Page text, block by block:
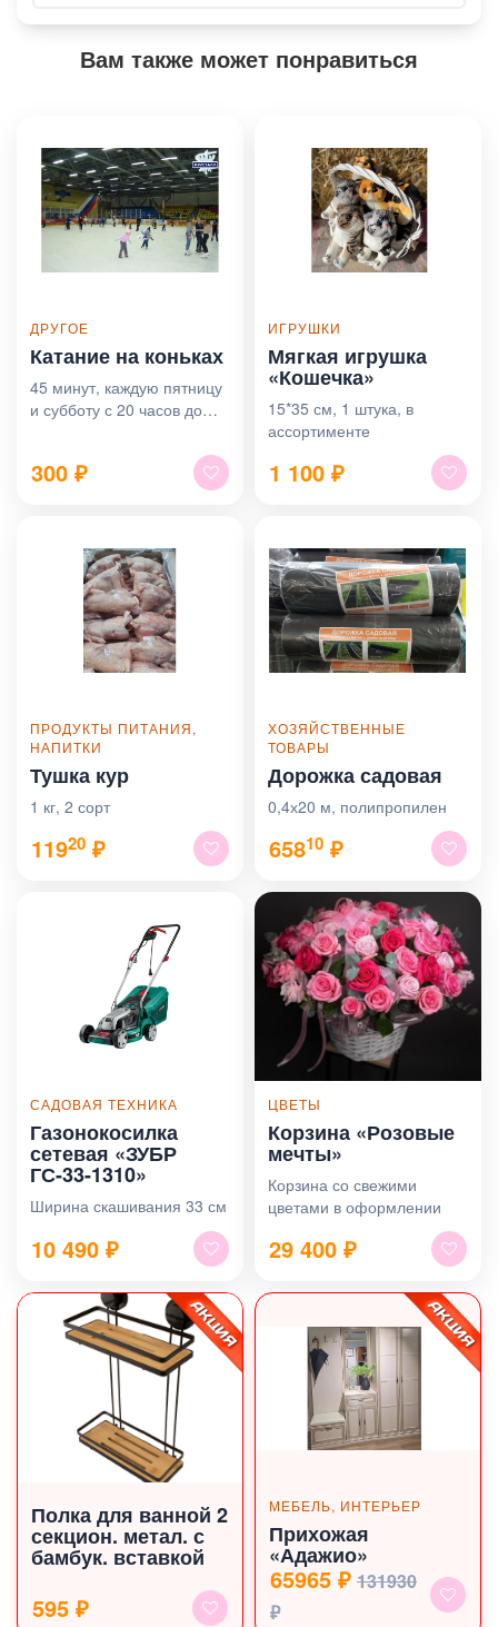
Вам также может понравиться
ДРУГОЕ
Катание на коньках
45 минут, каждую пятницу
и субботу с 20 часов до
300 ₽
ИГРУШКИ
Мягкая игрушка
«Кошечка»
15*35 см, 1 штука, в
ассортименте
1 100 ₽
ПРОДУКТЫ ПИТАНИЯ,
НАПИТКИ
Тушка кур
1 кг, 2 сорт
11920 ₽
ХОЗЯЙСТВЕННЫЕ
ТОВАРЫ
Дорожка садовая
0,4х20 м, полипропилен
65810 ₽
САДОВАЯ ТЕХНИКА
Газонокосилка
сетевая «ЗУБР
ГС-33-1310»
Ширина скашивания 33 см
10 490 ₽
ЦВЕТЫ
Корзина «Розовые
мечты»
Корзина со свежими
цветами в оформлении
29 400 ₽
Полка для ванной 2
секцион. метал. с
бамбук. вставкой
595 ₽
МЕБЕЛЬ, ИНТЕРЬЕР
Прихожая
«Адажио»
65965 ₽ 131930
₽